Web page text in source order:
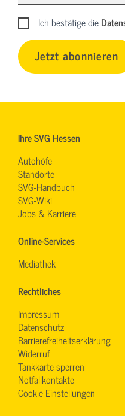
Ich bestätige die
Jetzt abonnieren
Ihre SVG Hessen
Autohöfe
Standorte
SVG-Handbuch
SVG-Wiki
Jobs & Karriere
Online-Services
Mediathek
Rechtliches
Impressum
Datenschutz
Barrierefreiheitserklärung
Widerruf
Tankkarte sperren
Notfallkontakte
Cookie-Einstellungen